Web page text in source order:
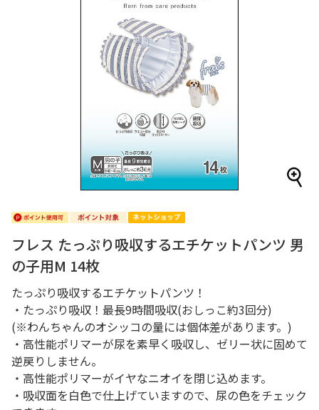
フレス たっぷり吸収するエチケットパンツ 男
の子用M 14枚
たっぷり吸収するエチケットパンツ！
・たっぷり吸収！最長9時間吸収(おしっこ約3回分)
(※わんちゃんのオシッコの量には個体差があります。)
・高性能ポリマーが尿を素早く吸収し、ゼリー状に固めて
逆戻りしません。
・高性能ポリマーがイヤなニオイを閉じ込めます。
・吸収面を白色で仕上げていますので、尿の色をチェック